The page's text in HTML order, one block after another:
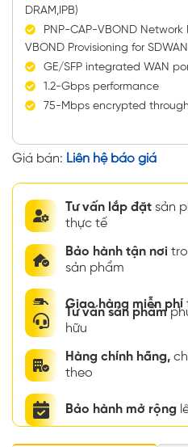
DRAM,IPB)
PNP-CAP-VBOND
VBOND Provisioning for SDWAN
GE/SFP integrated WAN
1.2-Gbps performance
75-Mbps encrypted
Giá bán: Liên hệ báo giá
Tư vấn lắp đặt sản
thực tế
Bảo hành tận nơi
sản phẩm
Giao hàng miễn phí
Tư vấn sản phẩm
hữu
Hàng chính hãng,
theo
Bảo hành mở rộng